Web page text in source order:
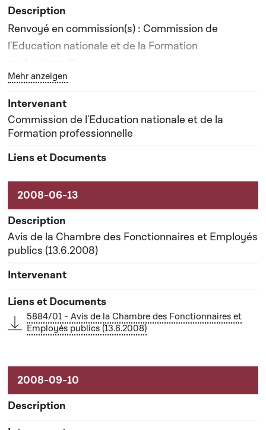
Renvoyé en commission(s) : Commission de
l'Education nationale et de la Formation
professionnelle
Rapporteur(s) : Monsieur Jos Scheuer
Date prévisionnelle du rapport de commission : 29-
Bouton graphique servant à afficher ou cacher tous
Mehr anzeigen
Commission de l'Education nationale et de la
Formation professionnelle
Avis de la Chambre des Fonctionnaires et Employés
publics (13.6.2008)
5884/01 - Avis de la Chambre des Fonctionnaires et
Employés publics (13.6.2008)